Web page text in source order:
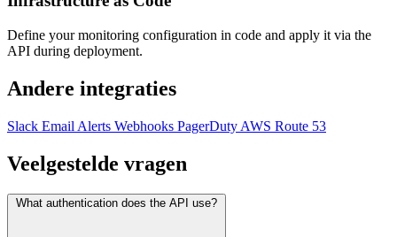
Define your monitoring configuration in code and apply it via the
API during deployment.
Andere integraties
Slack Email Alerts Webhooks PagerDuty AWS Route 53
Veelgestelde vragen
What authentication does the API use?